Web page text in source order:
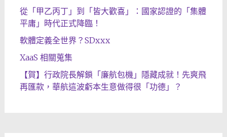
從「甲乙丙丁」到「皆大歡喜」：國家認證的「集體
平庸」時代正式降臨！
軟體定義全世界？SDxxx
XaaS 相關蒐集
【賀】行政院長解鎖「廉航包機」隱藏成就！先爽飛
再匯款，華航這波虧本生意做得很「功德」？